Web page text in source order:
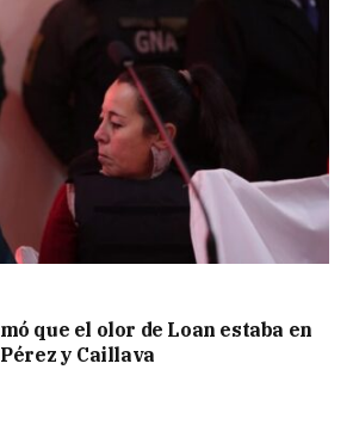
que el olor de Loan estaba en
y Caillava